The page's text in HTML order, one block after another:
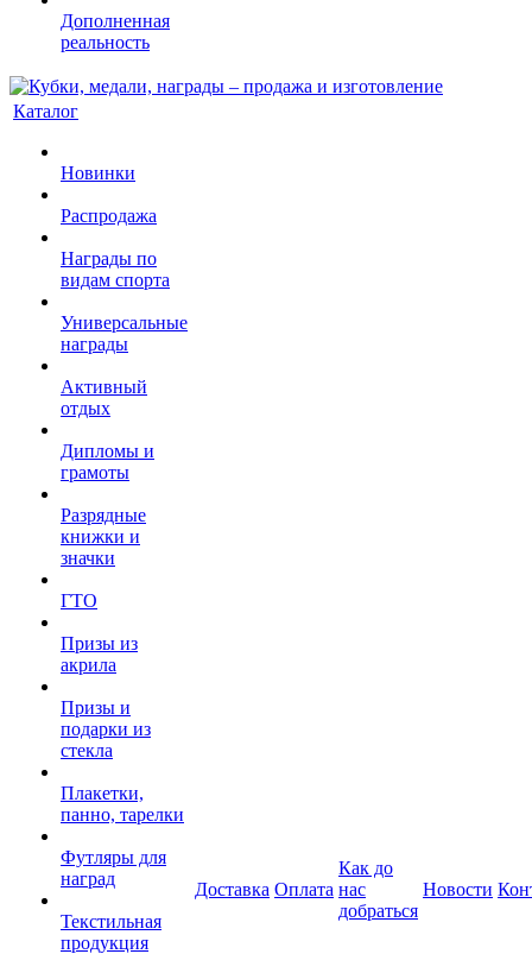
Дополненная
реальность
Каталог
Новинки
Распродажа
Награды по
видам спорта
Универсальные
награды
Активный
отдых
Дипломы и
грамоты
Разрядные
книжки и
значки
ГТО
Призы из
акрила
Призы и
подарки из
стекла
Плакетки,
панно, тарелки
Футляры для
наград
Текстильная
продукция
Доставка Оплата
Как до
нас
добраться
Новости